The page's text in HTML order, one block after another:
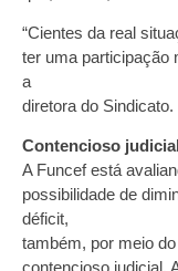
“Cientes da real
ter uma participação
a
diretora do Sindicato.
Contencioso judicial
A Funcef está
possibilidade de
déficit,
também, por meio do